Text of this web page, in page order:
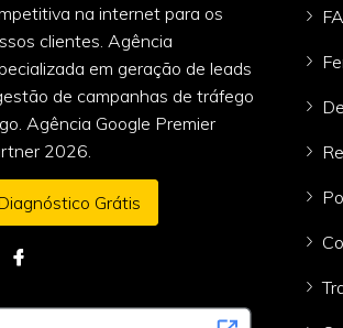
na internet para os
clientes. Agência
em geração de leads
de campanhas de tráfego
Agência Google Premier
2026.
Grátis